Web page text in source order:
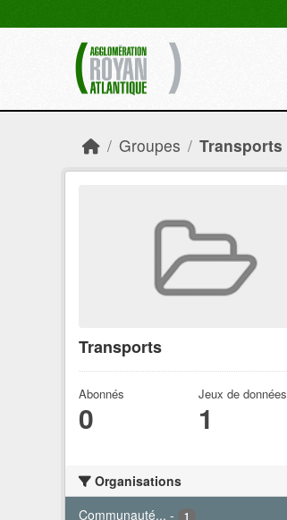
Groupes Transports
Transports
Abonnés
0
Jeux de données
1
Organisations
Communauté... - 1